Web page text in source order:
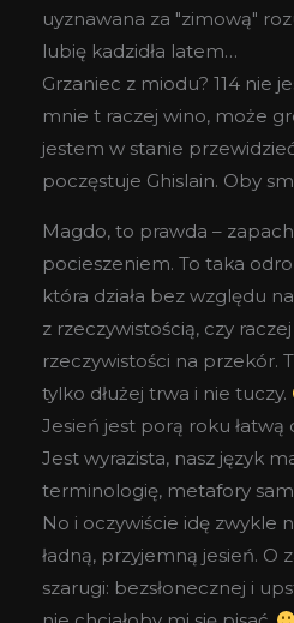
uyznawana za "zimową"
lubię kadzidła latem…
Grzaniec z miodu? 114 nie
mnie t raczej wino, może
jestem w stanie
poczęstuje Ghislain. Oby
Magdo, to prawda –
pocieszeniem. To taka
która działa bez względu
z rzeczywistością, czy
rzeczywistości na przekór.
tylko dłużej trwa i nie tuczy.
Jesień jest porą roku łatwą
Jest wyrazista, nasz język
terminologię, metafory
No i oczywiście idę zwykle
ładną, przyjemną jesień. O
szarugi: bezsłonecznej i